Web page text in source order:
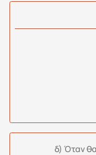
δ) Όταν θα